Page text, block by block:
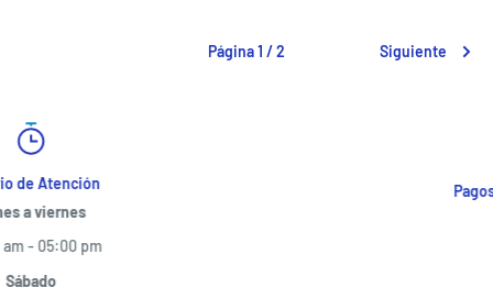
Página 1 / 2 Siguiente